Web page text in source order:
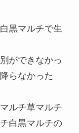
黒マルチで生
ができなかっ
らなかった
ルチ草マルチ
白黒マルチの